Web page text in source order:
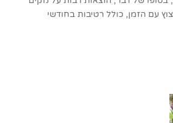
עם הזמן, כולל רטיבות בחודשי